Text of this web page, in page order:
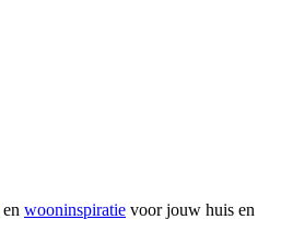
en wooninspiratie voor jouw huis en